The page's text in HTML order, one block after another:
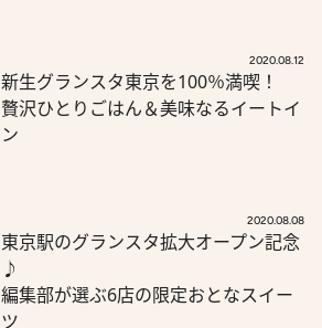
2020.08.12
新生グランスタ東京を100％満喫！
贅沢ひとりごはん＆美味なるイートイ
ン
2020.08.08
東京駅のグランスタ拡大オープン記念
♪
編集部が選ぶ6店の限定おとなスイー
ツ